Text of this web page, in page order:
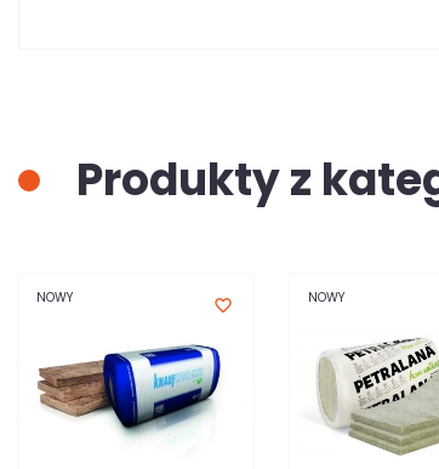
Produkty z
NOWY favorite_border NOWY